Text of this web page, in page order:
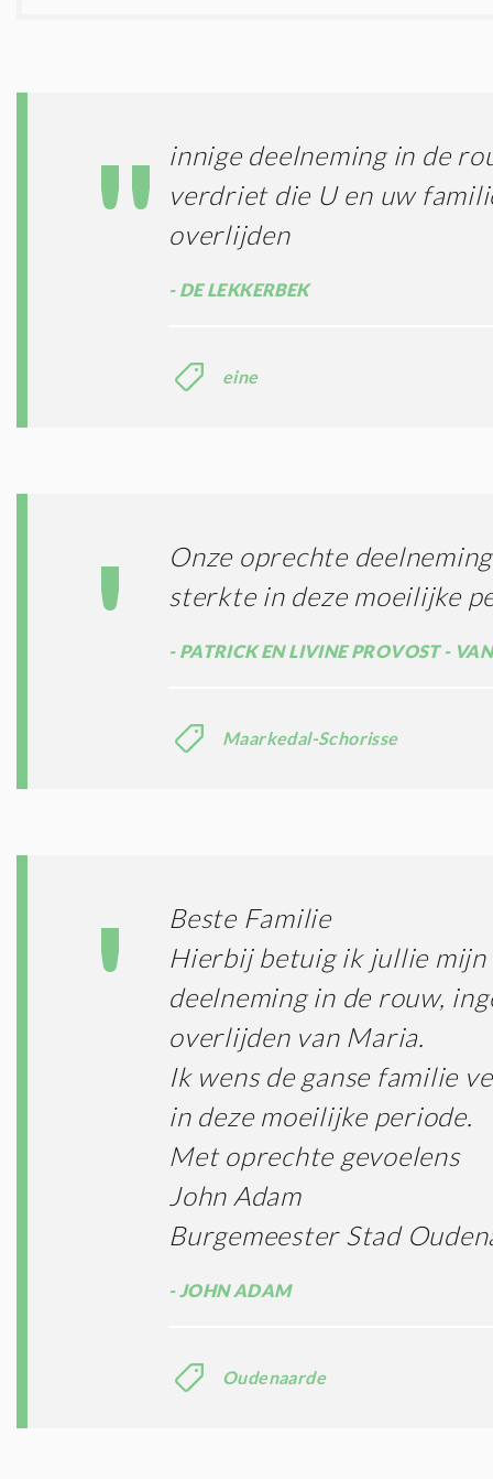
innige deelneming in de
verdriet die U en uw
overlijden
DE LEKKERBEK
eine
Onze oprechte
sterkte in deze moeilijke
PATRICK EN LIVINE PROVOST -
Maarkedal-Schorisse
Beste Familie
Hierbij betuig ik jullie mijn
deelneming in de rouw,
overlijden van Maria.
Ik wens de ganse familie
in deze moeilijke periode.
Met oprechte gevoelens
John Adam
Burgemeester Stad
JOHN ADAM
Oudenaarde